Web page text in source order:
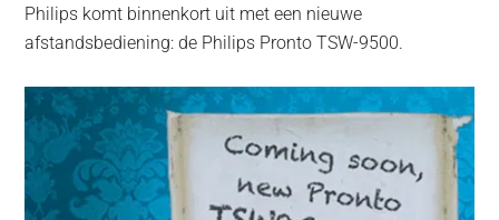
Philips komt binnenkort uit met een nieuwe
afstandsbediening: de Philips Pronto TSW-9500.